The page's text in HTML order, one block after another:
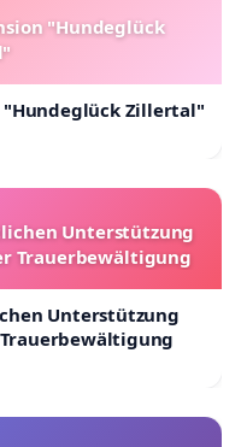
"Hundeglück
"Hundeglück Zillertal"
Unterstützung
Trauerbewältigung
Unterstützung